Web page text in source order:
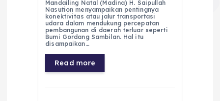
c
e
b
o
o
k
a
ts
A
p
p
e
g
r
a
m
ss
e
n
ai
l
a
re
Mandailing Natal (Madina) H. Saipullah
Nasution menyampaikan pentingnya
konektivitas atau jalur transportasi
udara dalam mendukung percepatan
pembangunan di daerah terluar seperti
Bumi Gordang Sambilan. Hal itu
disampaikan…
Read more